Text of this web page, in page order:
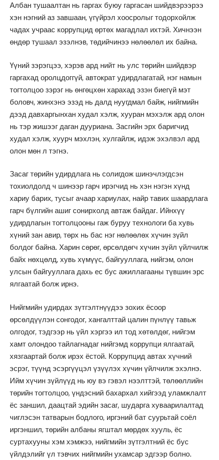
Албан тушаалтан нь гаргах буюу гаргасан шийдвэрээрээ
хэн нэгний аз завшаан, үгүйрэл хоосролыг тодорхойлж
чадах учраас коррупцид өртөх магадлал ихтэй. Хичнээн
өндөр тушаал эзэлнэв, төдийчинээ нөлөөлөл их байна.
Үүний зэрэгцээ, хэрэв ард нийт нь улс төрийн шийдвэр
гаргахад оролцдоггүй, автократ удирдлагатай, нэг намын
тогтолцоо зэрэг нь өнгөцхөн харахад эзэн биегүй мэт
боловч, жинхэнэ эзэд нь далд нуугдмал байж, нийгмийн
дээд давхаргынхан худал хэлж, хууран мэхэлж ард олон
нь тэр жишээг даган дууриана. Засгийн эрх баригчид
худал хэлж, хуурч мэхлэн, хулгайлж, идэж эхэлвэл ард
олон мөн л тэгнэ.
Засаг төрийн удирдлага нь солигдож шинэчлэгдсэн
тохиолдолд ч шинээр гарч ирэгчид нь хэн нэгэн хүнд
хариу барих, тусыг ачаар хариулах, найр тавих шаардлага
гарч бүлгийн ашиг сонирхолд автаж байдаг. Ийнхүү
удирдлагын тогтолцооны гаж буруу технологи ба хувь
хүний зан авир, төрх нь бас нэг нөлөөлөх хүчин зүйл
болдог байна. Харин сөрөг, өрсөлдөгч хүчин зүйл үйлчилж
байх нөхцөлд, хувь хүмүүс, байгууллага, нийгэм, олон
улсын байгууллага дахь ес бус ажиллагааны түвшин эрс
ялгаатай болж ирнэ.
Нийгмийн удирдах зүтгэлтнүүдээ зохих ёсоор
өрсөлдүүлэн сонгодог, хангалттай цалин пүнлүү тавьж
олгодог, тэдгээр нь үйл хэргээ ил тод хөтөлдөг, нийгэм
хамт олондоо тайлагнадаг нийгэмд коррупци ялгаатай,
хязгаартай болж ирэх ёстой. Коррупцид автах хүчний
эсрэг, түүнд эсэргүүцэл үзүүлэх хүчин үйлчилж эхэлнэ.
Ийм хүчин зүйлүүд нь юу вэ гэвэл нээлттэй, төлөөллийн
төрийн тогтолцоо, үндэсний бахархал хийгээд уламжлалт
ёс заншил, даацтай эдийн засаг, шударга хуваарилалтад
чиглэсэн татварын бодлого, иргэний бат суурьтай соёл
иргэншил, төрийн албаны ягштал мөрдөх хууль, ёс
суртахууны хэм хэмжээ, нийгмийн зүтгэлтний ёс бус
үйлдэлийг үл тэвчих нийгмийн ухамсар эдгээр болно.